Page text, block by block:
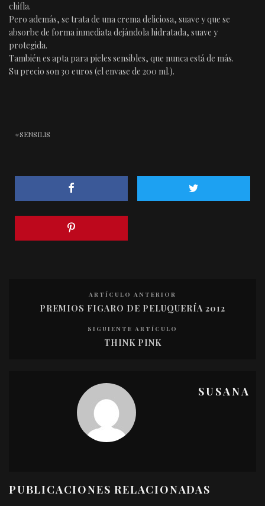
chifla.
Pero además, se trata de una crema deliciosa, suave y que se
absorbe de forma inmediata dejándola hidratada, suave y
protegida.
También es apta para pieles sensibles, que nunca está de más.
Su precio son 30 euros (el envase de 200 ml.).
SENSILIS
ARTÍCULO ANTERIOR
PREMIOS FIGARO DE PELUQUERÍA 2012
SIGUIENTE ARTÍCULO
THINK PINK
SUSANA
PUBLICACIONES RELACIONADAS